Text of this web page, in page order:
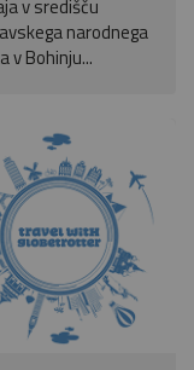
v središču
narodnega
v Bohinju...